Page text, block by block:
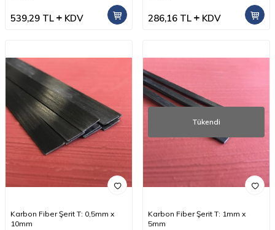
539,29 TL KDV 286,16 TL KDV
Karbon Fiber Şerit T: 0,5mm x
10mm
Tükendi
Karbon Fiber Şerit T: 1mm x
5mm